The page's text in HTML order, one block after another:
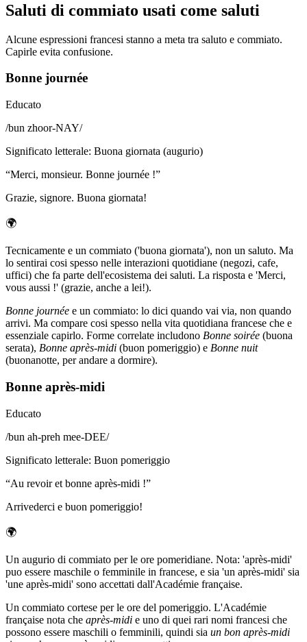
Saluti di commiato usati come saluti
Alcune espressioni francesi stanno a meta tra saluto e commiato.
Capirle evita confusione.
Bonne journée
Educato
/bun zhoor-NAY/
Significato letterale: Buona giornata (augurio)
“Merci, monsieur. Bonne journée !”
Grazie, signore. Buona giornata!
🌍
Tecnicamente e un commiato ('buona giornata'), non un saluto. Ma
lo sentirai cosi spesso nelle interazioni quotidiane (negozi, cafe,
uffici) che fa parte dell'ecosistema dei saluti. La risposta e 'Merci,
vous aussi !' (grazie, anche a lei!).
Bonne journée e un commiato: lo dici quando vai via, non quando
arrivi. Ma compare cosi spesso nella vita quotidiana francese che e
essenziale capirlo. Forme correlate includono Bonne soirée (buona
serata), Bonne après-midi (buon pomeriggio) e Bonne nuit
(buonanotte, per andare a dormire).
Bonne après-midi
Educato
/bun ah-preh mee-DEE/
Significato letterale: Buon pomeriggio
“Au revoir et bonne après-midi !”
Arrivederci e buon pomeriggio!
🌍
Un augurio di commiato per le ore pomeridiane. Nota: 'après-midi'
puo essere maschile o femminile in francese, e sia 'un après-midi' sia
'une après-midi' sono accettati dall'Académie française.
Un commiato cortese per le ore del pomeriggio. L'Académie
française nota che après-midi e uno di quei rari nomi francesi che
possono essere maschili o femminili, quindi sia un bon après-midi